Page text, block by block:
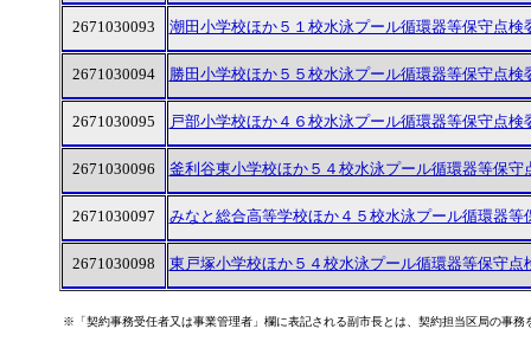
2671030093 潮田小学校ほか５１校水泳プール循環器等保守点検
2671030094 勝田小学校ほか５５校水泳プール循環器等保守点検
2671030095 戸部小学校ほか４６校水泳プール循環器等保守点検
2671030096 釜利谷東小学校ほか５４校水泳プール循環器等保守
2671030097 みなと総合高等学校ほか４５校水泳プール循環器等
2671030098 東戸塚小学校ほか５４校水泳プール循環器等保守点
※「契約事務受任者又は事業管理者」欄に表記される副市長とは、契約担当区局の事務